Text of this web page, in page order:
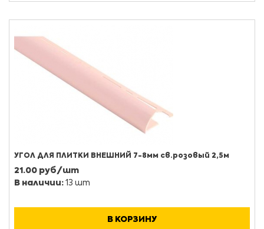
УГОЛ ДЛЯ ПЛИТКИ ВНЕШНИЙ 7-8мм св.розовый 2,5м
21.00 руб/шт
В наличии: 13 шт
В КОРЗИНУ